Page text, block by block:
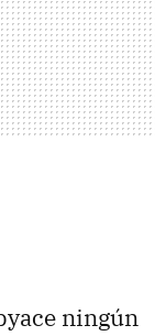
ningún